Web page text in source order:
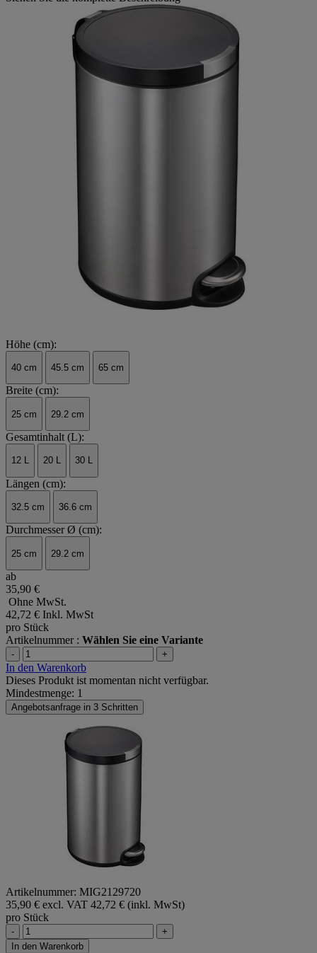
Höhe (cm):
40 cm 45.5 cm 65 cm
Breite (cm):
25 cm 29.2 cm
Gesamtinhalt (L):
12 L 20 L 30 L
Längen (cm):
32.5 cm 36.6 cm
Durchmesser Ø (cm):
25 cm 29.2 cm
ab
35,90 €
Ohne MwSt.
42,72 € Inkl. MwSt
pro Stück
Artikelnummer : Wählen Sie eine Variante
- +
In den Warenkorb
Dieses Produkt ist momentan nicht verfügbar.
Mindestmenge: 1
Angebotsanfrage in 3 Schritten
Artikelnummer: MIG2129720
35,90 € excl. VAT 42,72 € (inkl. MwSt)
pro Stück
-
+
In den Warenkorb